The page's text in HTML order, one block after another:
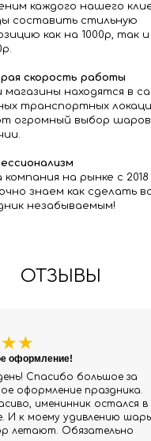
каждого нашего
составить стильную
как на 1000р, так
скорость работы
находятся в
транспортных
огромный выбор шаров
на рынке с 2018
знаем как сделать
незабываемым!
ОТЗЫВЫ
Спасибо большое за
оформление праздника.
именинник остался в
И к моему удивлению
летают. Обязательно
оформление!